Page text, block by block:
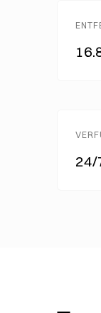
24/